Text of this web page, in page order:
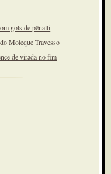
gols de pênalti
Moleque Travesso
de virada no fim